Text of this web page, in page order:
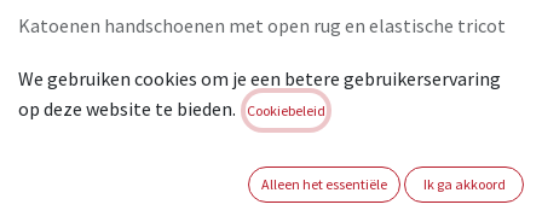
Katoenen handschoenen met open rug en elastische tricot
coating voor optimale grip. Deze grijpvaste handschoen met
een tricot manchet is ideaal voor de bouw
Conform : EN ISO 21420:2020 + EN 388:2016 + A1:2018 – 2 1 2 1
We gebruiken cookies om je een betere gebruikerservaring
op deze website te bieden.
Cookiebeleid
Alleen het essentiële Ik ga akkoord